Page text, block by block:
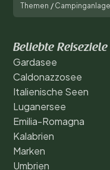
Themen /
Beliebte Reiseziele
Gardasee
Caldonazzosee
Italienische Seen
Luganersee
Emilia-Romagna
Kalabrien
Marken
Umbrien